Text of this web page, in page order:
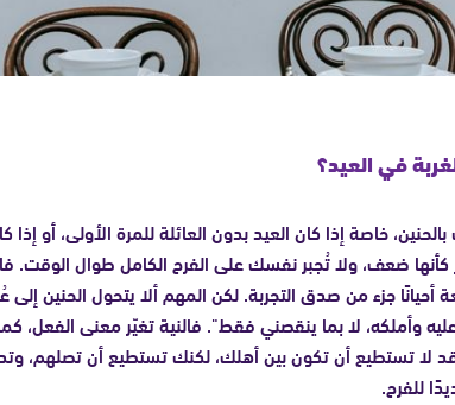
في العيد؟
خاصة إذا كان العيد بدون العائلة للمرة الأولى، أو
ضعف، ولا تُجبر نفسك على الفرح الكامل طوال الوقت.
أحيانًا جزء من صدق التجربة. لكن المهم ألا يتحول الحنين
وأملكه، لا بما ينقصني فقط". فالنية تغيّر معنى الفعل،
لا تستطيع أن تكون بين أهلك، لكنك تستطيع أن تصلهم،
للفرح.